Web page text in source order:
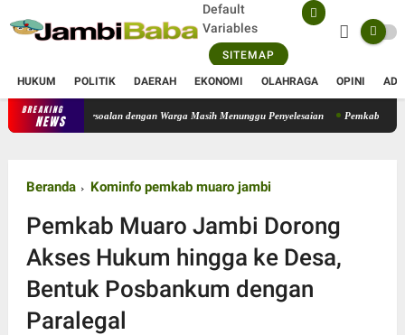
Default
Variables
SITEMAP
HUKUM POLITIK DAERAH EKONOMI OLAHRAGA OPINI
BREAKING
NEWS Operasional PT SATU Diizinkan Berjalan, Sejumlah Persoalan
Beranda Kominfo pemkab muaro jambi
Pemkab Muaro Jambi Dorong
Akses Hukum hingga ke Desa,
Bentuk Posbankum dengan
Paralegal